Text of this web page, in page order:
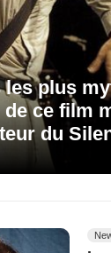
plus
ce film
du